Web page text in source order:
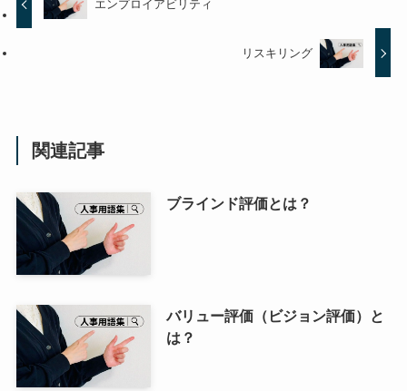
エンプロイアビリティ
リスキリング
関連記事
ブラインド評価とは？
バリュー評価（ビジョン評価）と
は？